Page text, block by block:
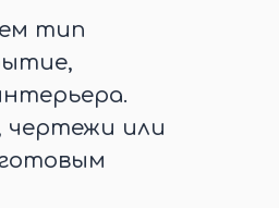
тип
чертежи или